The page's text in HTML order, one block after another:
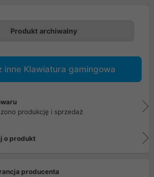
Produkt archiwalny
inne Klawiatura gamingowa
produkcję i sprzedaż
o produkt
producenta